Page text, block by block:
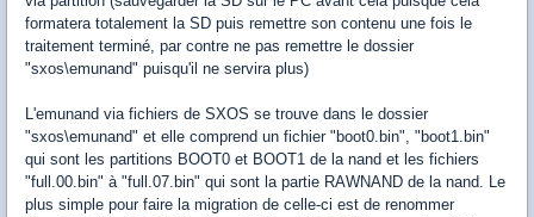
formatera totalement la SD puis remettre son contenu une fois le
traitement terminé, par contre ne pas remettre le dossier
"sxos\emunand" puisqu'il ne servira plus)
L'emunand via fichiers de SXOS se trouve dans le dossier
"sxos\emunand" et elle comprend un fichier "boot0.bin", "boot1.bin"
qui sont les partitions BOOT0 et BOOT1 de la nand et les fichiers
"full.00.bin" à "full.07.bin" qui sont la partie RAWNAND de la nand. Le
plus simple pour faire la migration de celle-ci est de renommer